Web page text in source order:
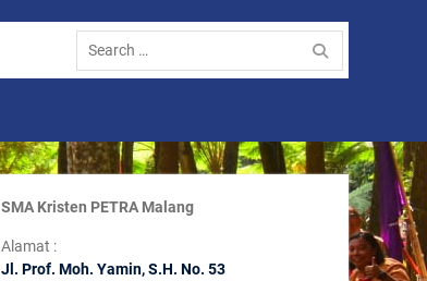
Search
for:
SMA Kristen PETRA Malang
Alamat :
Jl. Prof. Moh. Yamin, S.H. No. 53